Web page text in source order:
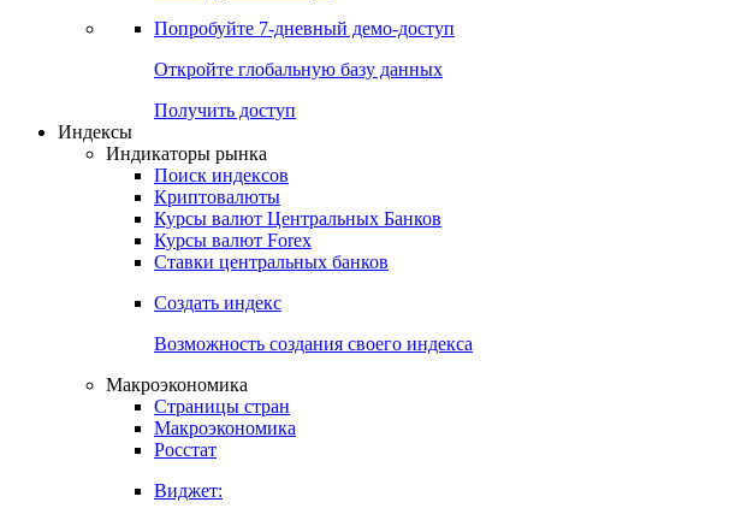
Попробуйте 7-дневный демо-доступ
Откройте глобальную базу данных
Получить доступ
Индексы
Индикаторы рынка
Поиск индексов
Криптовалюты
Курсы валют Центральных Банков
Курсы валют Forex
Ставки центральных банков
Создать индекс
Возможность создания своего индекса
Макроэкономика
Страницы стран
Макроэкономика
Росстат
Виджет: